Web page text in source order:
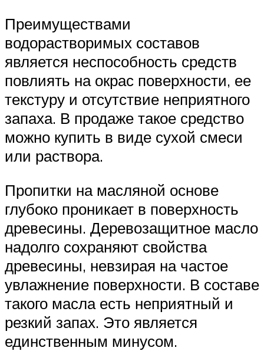
Преимуществами
водорастворимых составов
является неспособность средств
повлиять на окрас поверхности, ее
текстуру и отсутствие неприятного
запаха. В продаже такое средство
можно купить в виде сухой смеси
или раствора.
Пропитки на масляной основе
глубоко проникает в поверхность
древесины. Деревозащитное масло
надолго сохраняют свойства
древесины, невзирая на частое
увлажнение поверхности. В составе
такого масла есть неприятный и
резкий запах. Это является
единственным минусом.